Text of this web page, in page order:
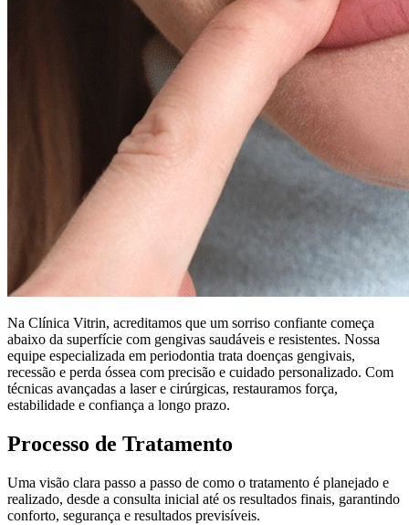
Na Clínica Vitrin, acreditamos que um sorriso confiante começa
abaixo da superfície com gengivas saudáveis e resistentes. Nossa
equipe especializada em periodontia trata doenças gengivais,
recessão e perda óssea com precisão e cuidado personalizado. Com
técnicas avançadas a laser e cirúrgicas, restauramos força,
estabilidade e confiança a longo prazo.
Processo de Tratamento
Uma visão clara passo a passo de como o tratamento é planejado e
realizado, desde a consulta inicial até os resultados finais, garantindo
conforto, segurança e resultados previsíveis.